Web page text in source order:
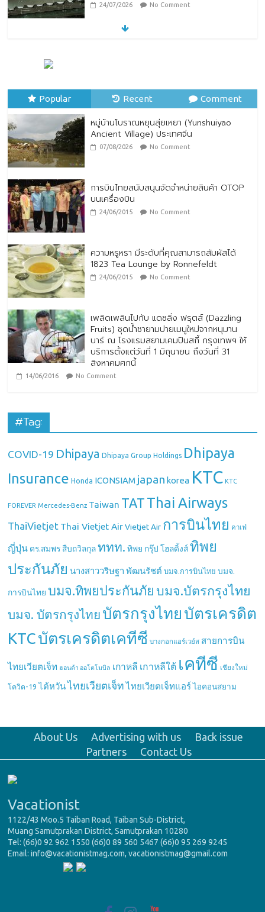
24/07/2026 No Comment
Popular Recent Comment
หมู่บ้านโบราณหยุนสุ่ยเหยา (Yunshuiyao
Ancient Village) ประเทศจีน
07/08/2026 No Comment
การบินไทยสนับสนุนจัดจำหน่ายสินค้า OTOP
บนเครื่องบิน
24/06/2015 No Comment
ความหรูหรา มีระดับที่คุณสามารถสัมผัสได้
1823 Tea Lounge by Ronnefeldt
24/06/2015 No Comment
เพลิดเพลินไปกับ แดซลิ่ง ฟรุตส์ (Dazzling
Fruits) ชุดน้ำชายามบ่ายเมนูใหม่จากหนุมาน
บาร์ ณ โรงแรมสยามเคมปินสกี้ กรุงเทพฯ ให้
บริการตั้งแต่วันที่ 1 มิถุนายน ถึงวันที่ 31
สิงหาคมศกนี้
14/06/2016 No Comment
#Tag:
COVID-19 Dhipaya Dhipaya Group Holdings Dhipaya
Insurance Honda ICONSIAM japan korea KTC KTC
FOREVER Mercedes-Benz Taiwan TAT Thai Airways
ThaiVietjet Thai Vietjet Air Vietjet Air การบินไทย คาเฟ่
ญี่ปุ่น ดร.สมพร สืบถวิลกุล ททท. ทิพย กรุ๊ป โฮลดิ้งส์ ทิพย
ประกันภัย นางสาววริษฐา พัฒนรัชต์ บมจ.การบินไทย บมจ.
การบินไทย บมจ.ทิพยประกันภัย บมจ.บัตรกรุงไทย
บมจ. บัตรกรุงไทย บัตรกรุงไทย บัตรเครดิต
KTCบัตรเครดิตเคทีซี บางกอกแอร์เวย์ส สายการบิน
ไทยเวียตเจ็ท ฮอนด้า ออโตโมบิล เกาหลี เกาหลีใต้ เคทีซี เชียงใหม่
โควิด-19 ไต้หวัน ไทยเวียตเจ็ท ไทยเวียตเจ็ทแอร์ ไอคอนสยาม
About Us Advertising with us
Back issue
Partners
Contact Us
Vacationist
1122/43 Moo.5 Taiban Road, Taiban Sub-District,
Muang Samutprakan District, Samutprakan 10280
Tel: (66)0 92 962 1550 (66)0 89 560 5467 (66)0 95 269 9245
Email: info@vacationistmag.com, vacationistmag@gmail.com